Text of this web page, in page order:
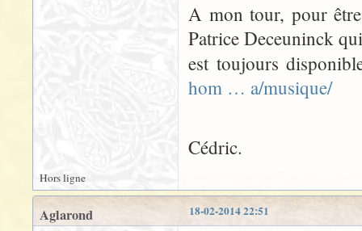
A mon tour, pour
Patrice Deceuninck
est toujours
hom … a/musique/
Cédric.
Hors ligne
18-02-2014 22:51
Aglarond